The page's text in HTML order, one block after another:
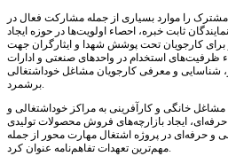
مشترک را موارد بسیاری از جمله مشارکت فعال در
ثابت خبره، احصاء اولویت‌ها در حوزه ایجاد
کارجویان تحت پوشش شهدا و ایثارگران جهت
ظرفیت‌های استخدام در واحدهای صنعتی و ادارات
شناسایی و معرفی کارجویان مشاغل خوداشتغالی
برشمرد.
خانگی و کارآفرینی به مراکز خوداشتغالی و
ایجاد بازارچه‌های فروش محصولات تولیدی
و حرفه‌ای در پروژه اشتغال مهارت محور از جمله
مهم‌ترین تعهدات تفاهم‌نامه عنوان کرد.